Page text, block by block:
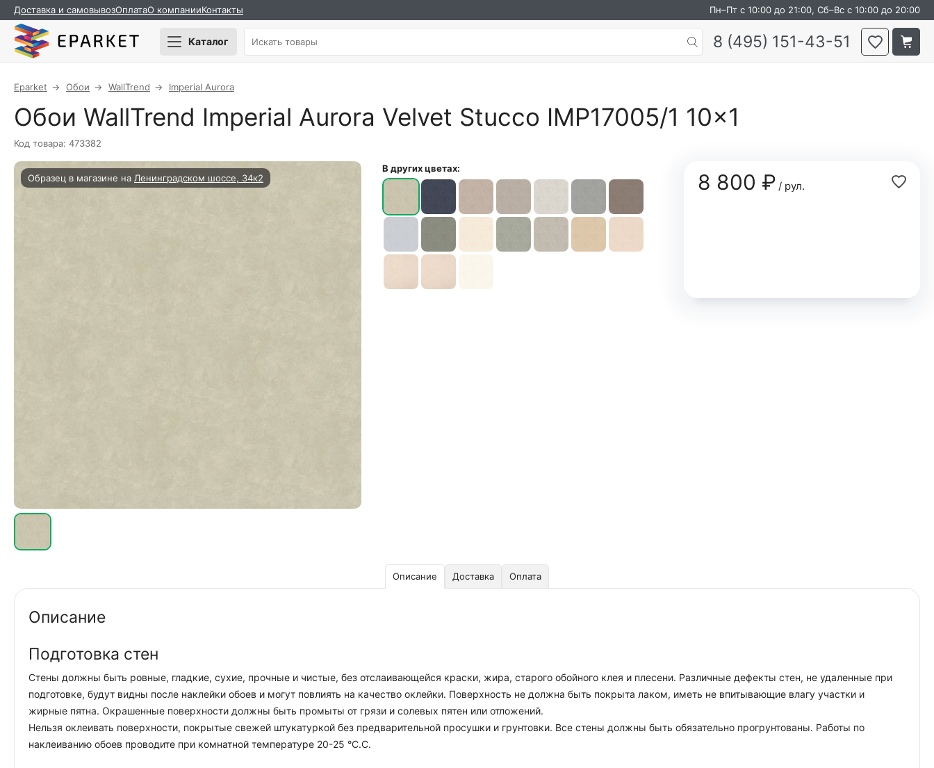
Доставка и самовывозОплатаО компанииКонтакты Пн–Пт с 10:00 до 21:00, Сб–Вс с 10:00 до 20:00
Каталог 8 (495) 151-43-51
Eparket Обои WallTrend Imperial Aurora
Обои WallTrend Imperial Aurora Velvet Stucco IMP17005/1 10×1
Код товара: 473382
Образец в магазине на Ленинградском шоссе, 34к2 8 800 ₽/ рул.
В других цветах:
Описание Доставка Оплата
Описание
Подготовка стен
Стены должны быть ровные, гладкие, сухие, прочные и чистые, без отслаивающейся краски, жира, старого обойного клея и плесени. Различные дефекты стен, не удаленные при
подготовке, будут видны после наклейки обоев и могут повлиять на качество оклейки. Поверхность не должна быть покрыта лаком, иметь не впитывающие влагу участки и
жирные пятна. Окрашенные поверхности должны быть промыты от грязи и солевых пятен или отложений.
Нельзя оклеивать поверхности, покрытые свежей штукатуркой без предварительной просушки и грунтовки. Все стены должны быть обязательно прогрунтованы. Работы по
наклеиванию обоев проводите при комнатной температуре 20-25 °C.C.